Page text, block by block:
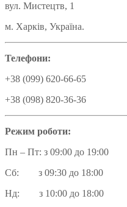
вул. Мистецтв, 1
м. Харків, Україна.
Телефони:
+38 (099) 620-66-65
+38 (098) 820-36-36
Режим роботи:
Пн – Пт: з 09:00 до 19:00
Сб: з 09:30 до 18:00
Нд: з 10:00 до 18:00